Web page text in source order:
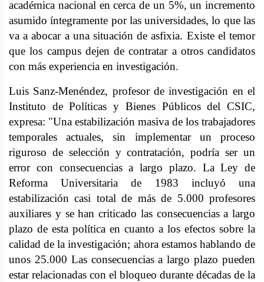
académica nacional en cerca de un 5%, un incremento
asumido íntegramente por las universidades, lo que las
va a abocar a una situación de asfixia. Existe el temor
que los campus dejen de contratar a otros candidatos
con más experiencia en investigación.
Luis Sanz-Menéndez, profesor de investigación en el
Instituto de Políticas y Bienes Públicos del CSIC,
expresa: "Una estabilización masiva de los trabajadores
temporales actuales, sin implementar un proceso
riguroso de selección y contratación, podría ser un
error con consecuencias a largo plazo. La Ley de
Reforma Universitaria de 1983 incluyó una
estabilización casi total de más de 5.000 profesores
auxiliares y se han criticado las consecuencias a largo
plazo de esta política en cuanto a los efectos sobre la
calidad de la investigación; ahora estamos hablando de
unos 25.000 Las consecuencias a largo plazo pueden
estar relacionadas con el bloqueo durante décadas de la